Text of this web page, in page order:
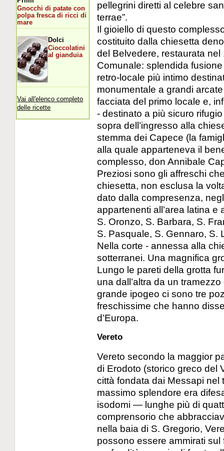
pellegrini diretti al celebre
terrae”.
Il gioiello di questo
costituito dalla chiesetta
del Belvedere, restaurata nel
Comunale: splendida
retro-locale più intimo
monumentale a grandi
facciata del primo locale e,
- destinato a più sicuro
sopra dell’ingresso alla
stemma dei Capece (la
alla quale apparteneva il
complesso, don Annibale
Preziosi sono gli affreschi
chiesetta, non esclusa la
dato dalla compresenza,
appartenenti all’area latina
S. Oronzo, S. Barbara, S.
S. Pasquale, S. Gennaro, S.
Nella corte - annessa alla
sotterranei. Una magnifica
Lungo le pareti della grotta
una dall’altra da un
grande ipogeo ci sono tre
freschissime che hanno
d’Europa.
Vereto
Vereto secondo la maggior
di Erodoto (storico greco del
città fondata dai Messapi nel
massimo splendore era
isodomi — lunghe più di
comprensorio che
nella baia di S. Gregorio,
possono essere ammirati
Gnocchi di patate con
polpa fresca di ricci di
mare
Dolci
Cioccolatini
al gianduia
Vai all'elenco completo
delle ricette